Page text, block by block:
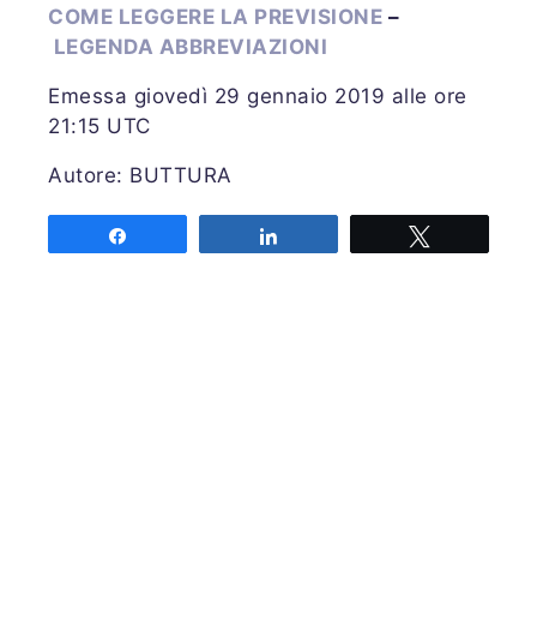
COME LEGGERE LA PREVISIONE –
LEGENDA ABBREVIAZIONI
Emessa giovedì 29 gennaio 2019 alle ore
21:15 UTC
Autore: BUTTURA